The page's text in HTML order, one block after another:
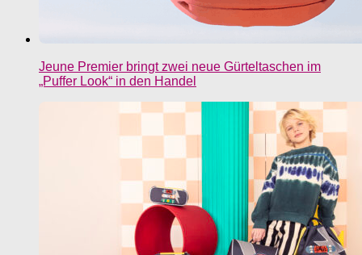
Jeune Premier bringt zwei neue Gürteltaschen im
„Puffer Look“ in den Handel